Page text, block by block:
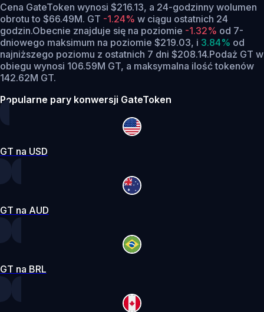
Cena GateToken wynosi $216.13, a 24-godzinny wolumen
obrotu to $66.49M. GT -1.24% w ciągu ostatnich 24
godzin.Obecnie znajduje się na poziomie -1.32% od 7-
dniowego maksimum na poziomie $219.03, i 3.84% od
najniższego poziomu z ostatnich 7 dni $208.14.Podaż GT w
obiegu wynosi 106.59M GT, a maksymalna ilość tokenów
142.62M GT.
Popularne pary konwersji GateToken
GT na USD
GT na AUD
GT na BRL